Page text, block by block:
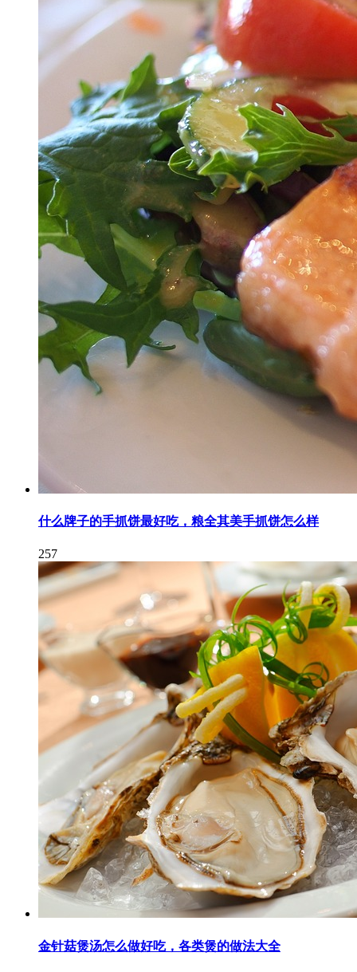
什么牌子的手抓饼最好吃，粮全其美手抓饼怎么样
257
金针菇煲汤怎么做好吃，各类煲的做法大全